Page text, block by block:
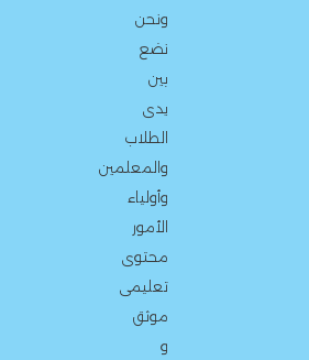
ونحن
نضع
بين
يدى
الطلاب
والمعلمين
وأولياء
الأمور
محتوى
تعليمى
موثق
و